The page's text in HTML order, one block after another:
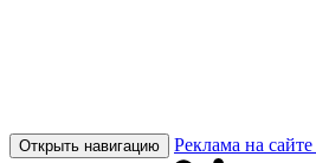
Открыть навигацию Реклама на сайте